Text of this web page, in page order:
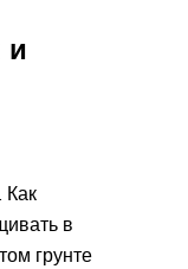
и
Как
в
грунте